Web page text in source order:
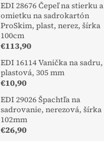
EDI 28676 Čepeľ na stierku a
omietku na sadrokartón
ProSkim, plast, nerez, šírka
100cm
€113,90
EDI 16114 Vanička na sadru,
plastová, 305 mm
€10,90
EDI 29026 Špachtľa na
sadrovanie, nerezová, šírka
102mm
€26,90